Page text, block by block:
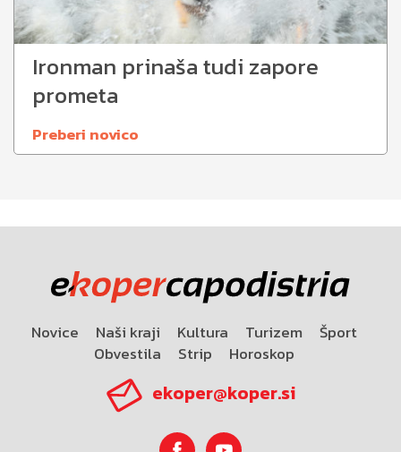
Ironman prinaša tudi zapore
prometa
Preberi novico
Novice Naši kraji Kultura Turizem
Šport
Obvestila
Strip Horoskop
ekoper@koper.si